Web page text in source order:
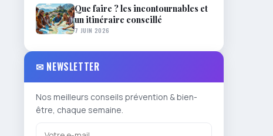
Que faire ? les incontournables et
un itinéraire conseillé
7 JUIN 2026
✉ NEWSLETTER
Nos meilleurs conseils prévention & bien-
être, chaque semaine.